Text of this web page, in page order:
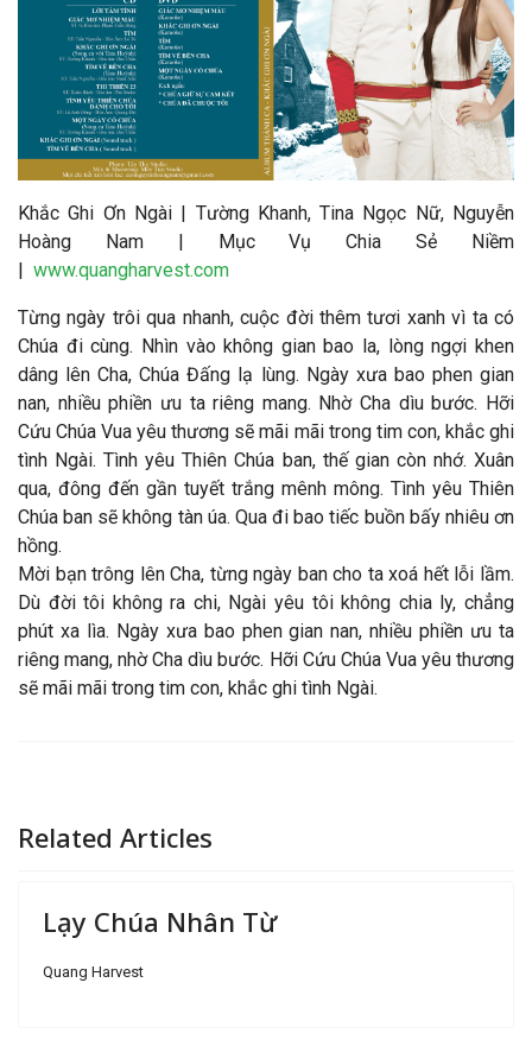
Khắc Ghi Ơn Ngài | Tường Khanh, Tina Ngọc Nữ, Nguyễn
Hoàng Nam | Mục Vụ Chia Sẻ Niềm
www.quangharvest.com
Từng ngày trôi qua nhanh, cuộc đời thêm tươi xanh vì ta có
Chúa đi cùng. Nhìn vào không gian bao la, lòng ngợi khen
dâng lên Cha, Chúa Đấng lạ lùng. Ngày xưa bao phen gian
nan, nhiều phiền ưu ta riêng mang. Nhờ Cha dìu bước. Hỡi
Cứu Chúa Vua yêu thương sẽ mãi mãi trong tim con, khắc ghi
tình Ngài. Tình yêu Thiên Chúa ban, thế gian còn nhớ. Xuân
qua, đông đến gần tuyết trắng mênh mông. Tình yêu Thiên
Chúa ban sẽ không tàn úa. Qua đi bao tiếc buồn bấy nhiêu ơn
hồng.
Mời bạn trông lên Cha, từng ngày ban cho ta xoá hết lỗi lầm.
Dù đời tôi không ra chi, Ngài yêu tôi không chia ly, chẳng
phút xa lìa. Ngày xưa bao phen gian nan, nhiều phiền ưu ta
riêng mang, nhờ Cha dìu bước. Hỡi Cứu Chúa Vua yêu thương
sẽ mãi mãi trong tim con, khắc ghi tình Ngài.
Related Articles
Lạy Chúa Nhân Từ
Quang Harvest